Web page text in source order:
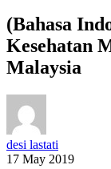
(Bahasa
Kesehatan
Malaysia
desi lastati
17 May 2019